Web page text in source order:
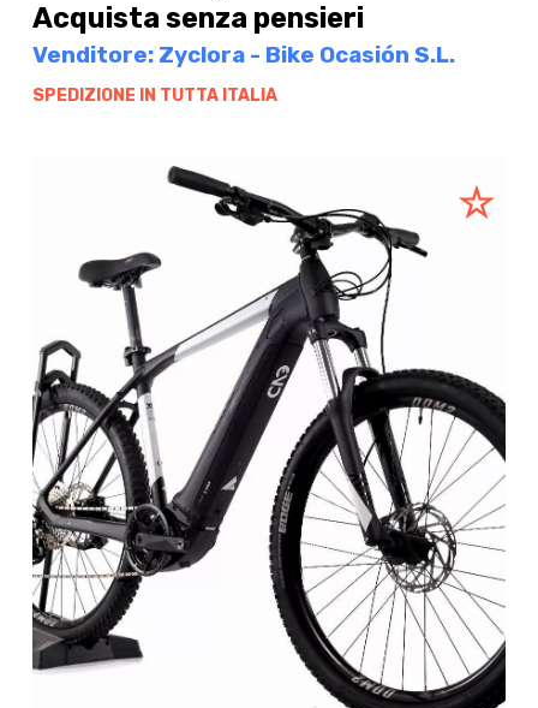
Acquista senza pensieri
Venditore: Zyclora - Bike Ocasión S.L.
SPEDIZIONE IN TUTTA ITALIA